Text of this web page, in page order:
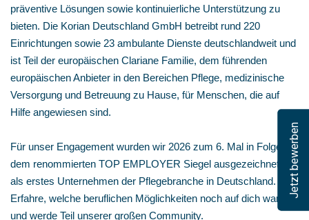
Jetzt bewerben
präventive Lösungen sowie kontinuierliche Unterstützung zu
bieten. Die Korian Deutschland GmbH betreibt rund 220
Einrichtungen sowie 23 ambulante Dienste deutschlandweit und
ist Teil der europäischen Clariane Familie, dem führenden
europäischen Anbieter in den Bereichen Pflege, medizinische
Versorgung und Betreuung zu Hause, für Menschen, die auf
Hilfe angewiesen sind.
Für unser Engagement wurden wir 2026 zum 6. Mal in Folge mit
dem renommierten TOP EMPLOYER Siegel ausgezeichnet –
als erstes Unternehmen der Pflegebranche in Deutschland.
Erfahre, welche beruflichen Möglichkeiten noch auf dich warten,
und werde Teil unserer großen Community.